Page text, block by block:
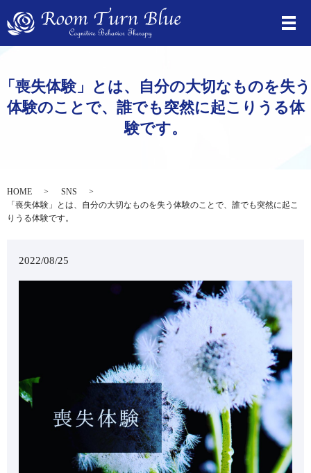
⁡「喪失体験」とは、自分の大切なものを失う
体験のことで、誰でも突然に起こりうる体
験です。
HOME
SNS
⁡「喪失体験」とは、自分の大切なものを失う体験のことで、誰でも突然に起こ
りうる体験です。
2022/08/25